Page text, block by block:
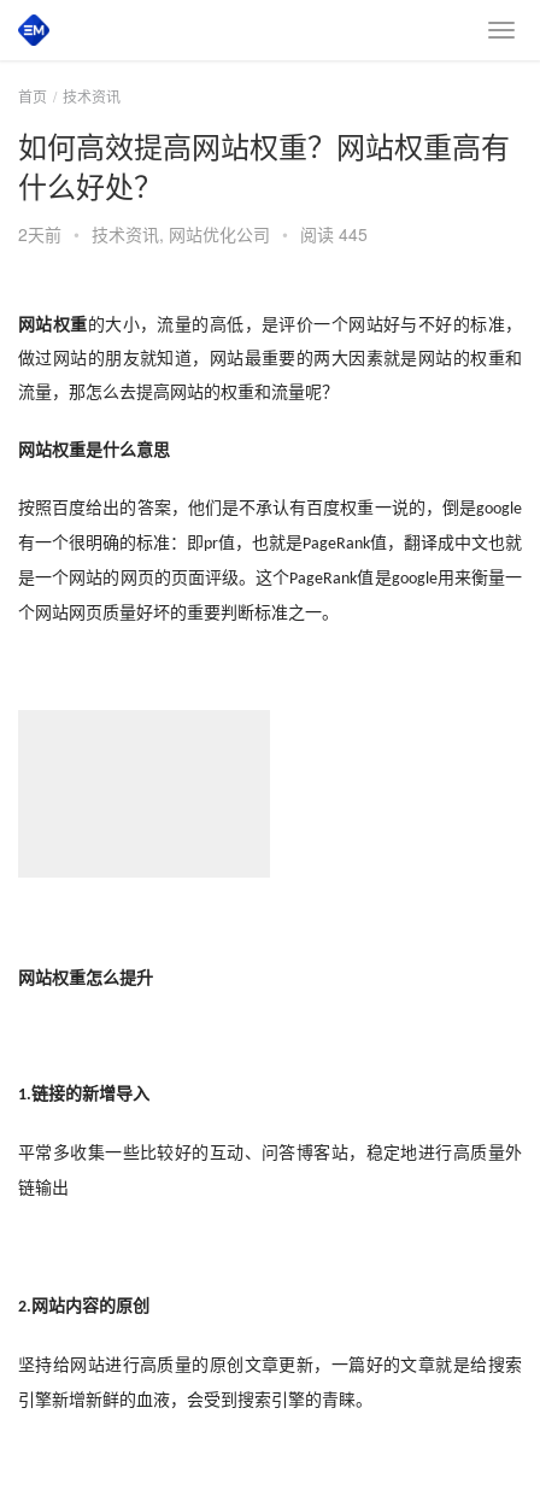
首页 技术资讯
如何高效提高网站权重？网站权重高有
什么好处？
2天前 • 技术资讯, 网站优化公司 • 阅读 445
网站权重的大小，流量的高低，是评价一个网站好与不好的标准，
做过网站的朋友就知道，网站最重要的两大因素就是网站的权重和
流量，那怎么去提高网站的权重和流量呢？
网站权重是什么意思
按照百度给出的答案，他们是不承认有百度权重一说的，倒是google
有一个很明确的标准：即pr值，也就是PageRank值，翻译成中文也就
是一个网站的网页的页面评级。这个PageRank值是google用来衡量一
个网站网页质量好坏的重要判断标准之一。
网站权重怎么提升
1.链接的新增导入
平常多收集一些比较好的互动、问答博客站，稳定地进行高质量外
链输出
2. 网站内容的原创
坚持给网站进行高质量的原创文章更新，一篇好的文章就是给搜索
引擎新增新鲜的血液，会受到搜索引擎的青睐。